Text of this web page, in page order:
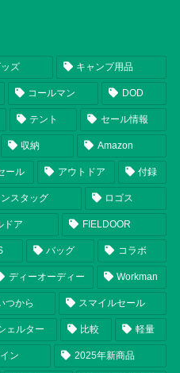
ズ キャンプ用品
コールマン DOD
テント セール情報
収納 Amazon
ール アウトドア 付録
スタッグ ロゴス
ドア FIELDOOR
バッグ コラボ
ディーオーディー Workman
つから スマイルセール
ェルター 比較 軽量
ン 2025年新商品